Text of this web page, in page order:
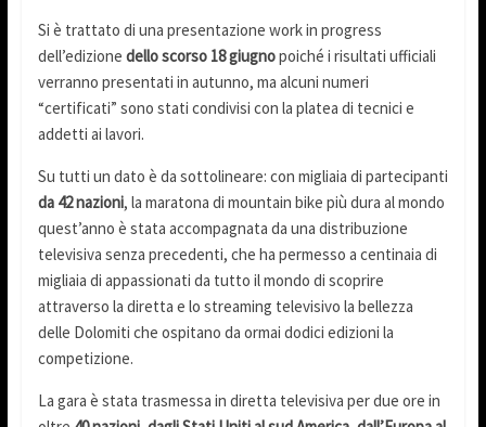
Si è trattato di una presentazione work in progress
dell’edizione dello scorso 18 giugnopoiché i risultati ufficiali
verranno presentati in autunno, ma alcuni numeri
“certificati” sono stati condivisi con la platea di tecnici e
addetti ai lavori.
Su tutti un dato è da sottolineare: con migliaia di partecipanti
da 42 nazioni, la maratona di mountain bike più dura al mondo
quest’anno è stata accompagnata da una distribuzione
televisiva senza precedenti, che ha permesso a centinaia di
migliaia di appassionati da tutto il mondo di scoprire
attraverso la diretta e lo streaming televisivo la bellezza
delle Dolomiti che ospitano da ormai dodici edizioni la
competizione.
La gara è stata trasmessa in diretta televisiva per due ore in